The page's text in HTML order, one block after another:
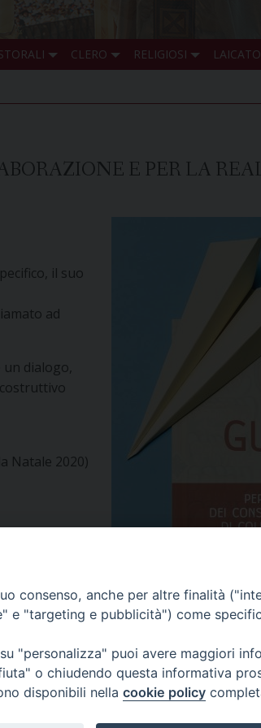
CLERO RELIGIOSI LAICATO
E PER LA
il suo
ad
dialogo,
Natale 2020)
consenso, anche per altre finalità
e "targeting e pubblicità") come
"personalizza" puoi avere maggiori
o chiudendo questa informativa
disponibili nella cookie policy